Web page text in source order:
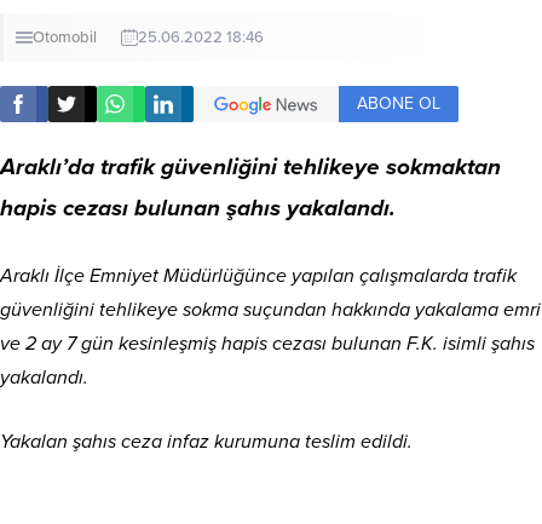
Otomobil 25.06.2022 18:46
ABONE OL
Araklı’da trafik güvenliğini tehlikeye sokmaktan
hapis cezası bulunan şahıs yakalandı.
Araklı İlçe Emniyet Müdürlüğünce yapılan çalışmalarda trafik
güvenliğini tehlikeye sokma suçundan hakkında yakalama emri
ve 2 ay 7 gün kesinleşmiş hapis cezası bulunan F.K. isimli şahıs
yakalandı.
Yakalan şahıs ceza infaz kurumuna teslim edildi.